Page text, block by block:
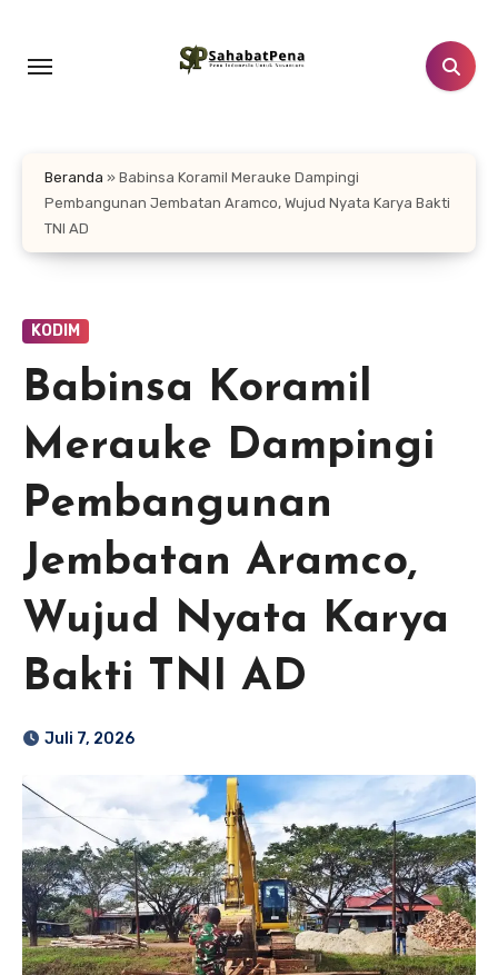
konten
Beranda » Babinsa Koramil Merauke Dampingi
Pembangunan Jembatan Aramco, Wujud Nyata Karya Bakti
TNI AD
KODIM
Babinsa Koramil
Merauke Dampingi
Pembangunan
Jembatan Aramco,
Wujud Nyata Karya
Bakti TNI AD
Juli 7, 2026